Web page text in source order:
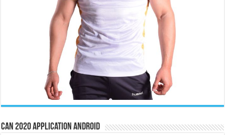
CAN 2020 Application Android